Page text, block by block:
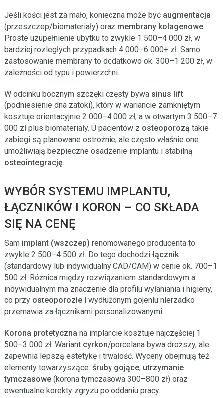
Jeśli kości jest za mało, konieczna może być augmentacja
(przeszczep/biomateriały) oraz membrany kolagenowe.
Proste uzupełnienie ubytku to zwykle 1 500–4 000 zł, w
bardziej rozległych przypadkach 4 000–6 000+ zł. Samo
zastosowanie membrany to dodatkowo ok. 300–1 200 zł, w
zależności od typu i powierzchni.
W odcinku bocznym szczęki częsty bywa sinus lift
(podniesienie dna zatoki), który w wariancie zamkniętym
kosztuje orientacyjnie 2 000–4 000 zł, a w otwartym 3 500–7
000 zł plus biomateriały. U pacjentów z osteoporozą takie
zabiegi są planowane ostrożnie, ale często właśnie one
umożliwiają bezpieczne osadzenie implantu i stabilną
osteointegrację.
WYBÓR SYSTEMU IMPLANTU,
ŁĄCZNIKÓW I KORON – CO SKŁADA
SIĘ NA CENĘ
Sam implant (wszczep) renomowanego producenta to
zwykle 2 500–4 500 zł. Do tego dochodzi łącznik
(standardowy lub indywidualny CAD/CAM) w cenie ok. 700–1
500 zł. Różnica między rozwiązaniem standardowym a
indywidualnym ma znaczenie dla profilu wyłaniania i higieny,
co przy osteoporoziei wydłużonym gojeniu nierzadko
przemawia za łącznikami personalizowanymi.
Korona protetyczna na implancie kosztuje najczęściej 1
500–3 000 zł. Wariant cyrkon/porcelana bywa droższy, ale
zapewnia lepszą estetykę i trwałość. Wyceny obejmują też
elementy towarzyszące: śruby gojące, utrzymanie
tymczasowe(korona tymczasowa 300–800 zł) oraz
ewentualne korekty zgryzu po oddaniu pracy.